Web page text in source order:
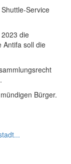
Service
die
Antifa soll die
Bürger.